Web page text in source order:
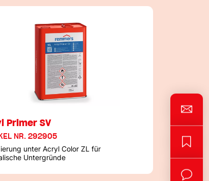
Primer SV
NR. 292905
unter Acryl Color ZL für
Untergründe